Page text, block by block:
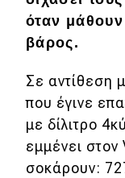
Κόσμος
Τεχνολογία
Ασφάλεια
Αγορά
Απόψεις
όταν μάθουν
βάρος.
Σε αντίθεση
που έγινε
με δίλιτρο
εμμένει
σοκάρουν: